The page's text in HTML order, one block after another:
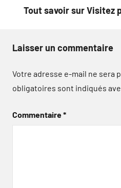
Tout savoir sur Visitez
Laisser un commentaire
Votre adresse e-mail ne sera
obligatoires sont indiqués
Commentaire*